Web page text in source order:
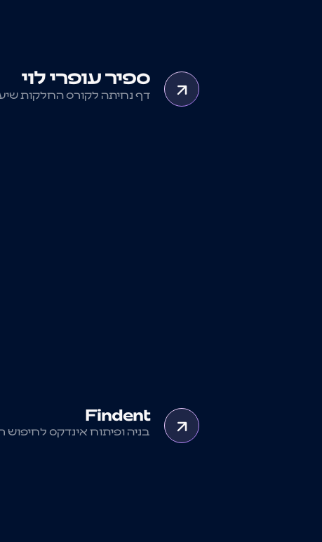
ספיר עופרי לוי
דף נחיתה לקורס החלקות
Findent
בניה ופיתוח אינדקס לחיפוש